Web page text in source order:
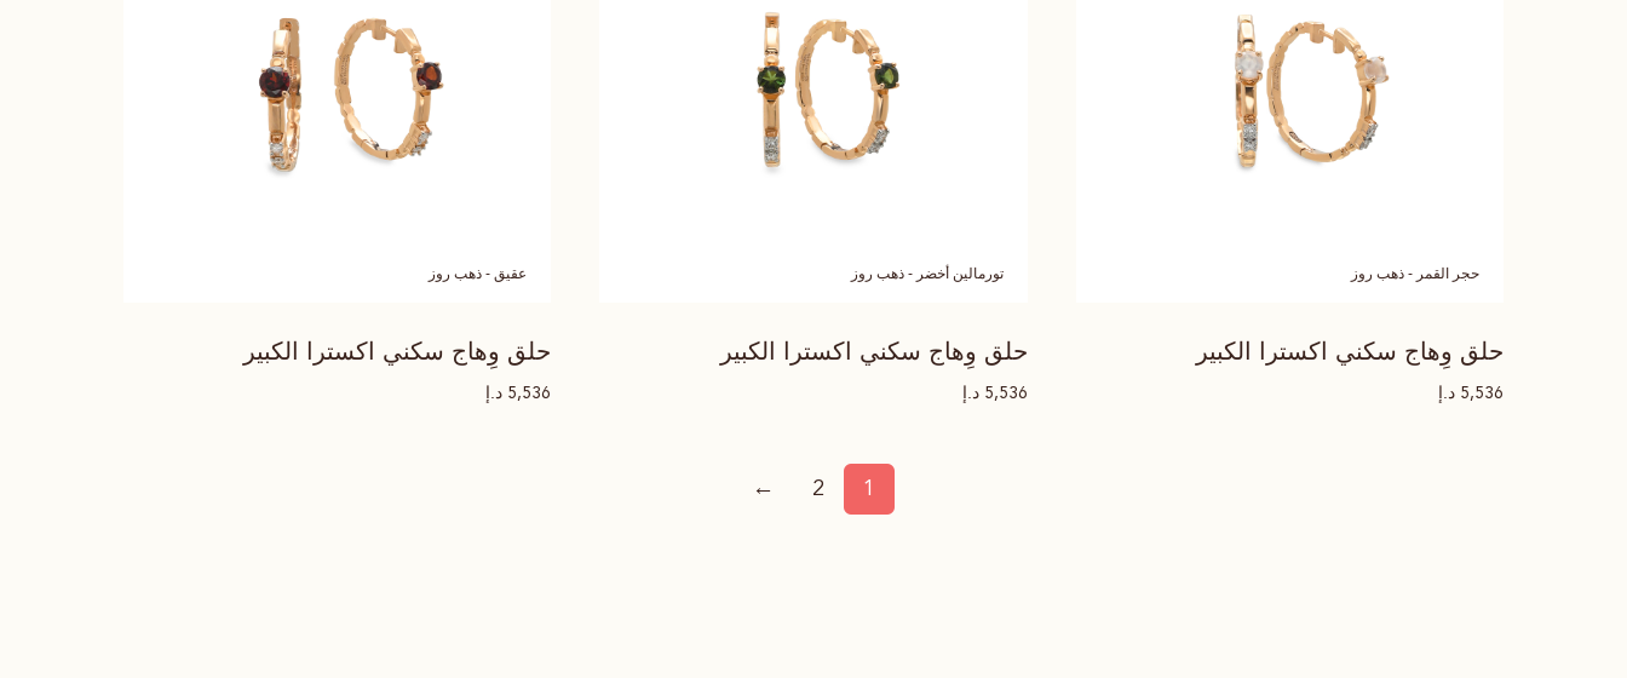
حجر القمر - ذهب روز
حلق وِهاج سكني اكسترا الكبير
5,536 د.إ
تورمالين أخضر - ذهب روز
حلق وِهاج سكني اكسترا الكبير
5,536 د.إ
عقيق - ذهب روز
حلق وِهاج سكني اكسترا الكبير
5,536 د.إ
1
2
←